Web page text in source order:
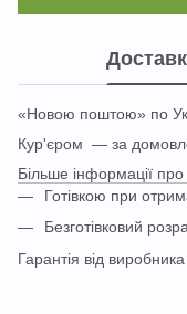
«Новою поштою» по
Кур'єром — за
Більше інформації про
Готівкою при
Безготівковий
Гарантія від виробника